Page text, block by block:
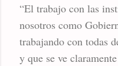
“El trabajo con las
nosotros como
trabajando con todas
y que se ve